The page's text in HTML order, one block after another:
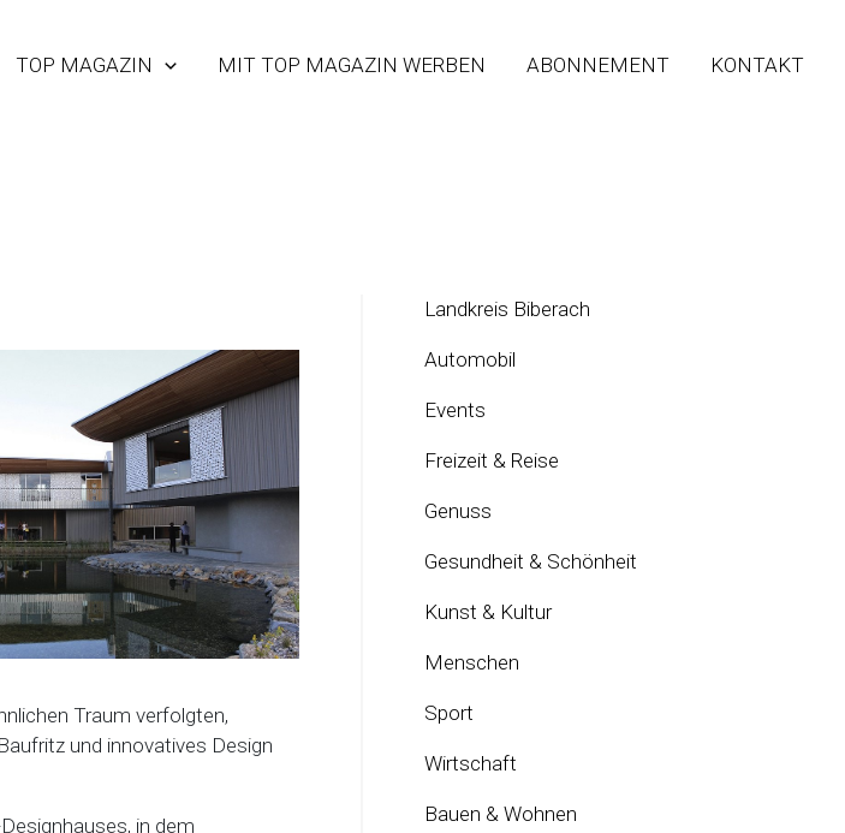
TOP MAGAZIN MIT TOP MAGAZIN WERBEN ABONNEMENT KONTAKT
Traum verfolgten,
und innovatives Design
in dem
Landkreis Biberach
Automobil
Events
Freizeit & Reise
Genuss
Gesundheit & Schönheit
Kunst & Kultur
Menschen
Sport
Wirtschaft
Bauen & Wohnen